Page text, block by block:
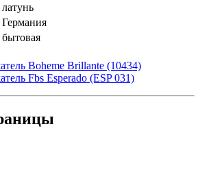
латунь
Германия
бытовая
Boheme Brillante (10434)
Fbs Esperado (ESP 031)